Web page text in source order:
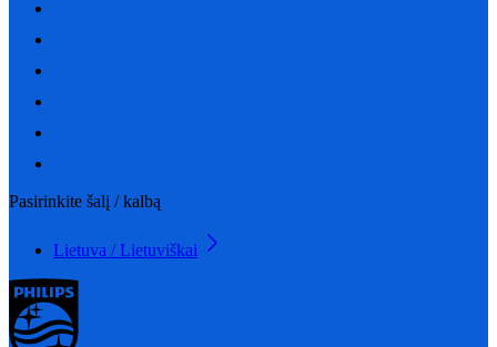
Pasirinkite šalį / kalbą
Lietuva / Lietuviškai